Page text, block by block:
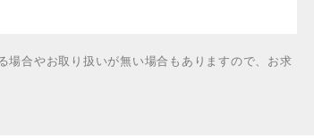
合やお取り扱いが無い場合もありますので、お求